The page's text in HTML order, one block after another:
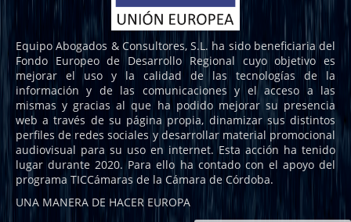
Equipo Abogados & Consultores, S.L. ha sido beneficiaria del
Fondo Europeo de Desarrollo Regional cuyo objetivo es
mejorar el uso y la calidad de las tecnologías de la
información y de las comunicaciones y el acceso a las
mismas y gracias al que ha podido mejorar su presencia
web a través de su página propia, dinamizar sus distintos
perfiles de redes sociales y desarrollar material promocional
audiovisual para su uso en internet. Esta acción ha tenido
lugar durante 2020. Para ello ha contado con el apoyo del
programa TICCámaras de la Cámara de Córdoba.
UNA MANERA DE HACER EUROPA